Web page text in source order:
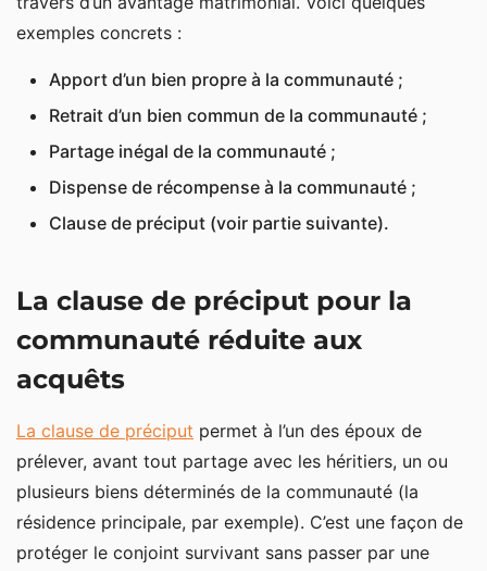
exemples concrets :
Apport d’un bien propre à la communauté ;
Retrait d’un bien commun de la communauté ;
Partage inégal de la communauté ;
Dispense de récompense à la communauté ;
Clause de préciput (voir partie suivante).
La clause de préciput pour la
communauté réduite aux
acquêts
La clause de préciput permet à l’un des époux de
prélever, avant tout partage avec les héritiers, un ou
plusieurs biens déterminés de la communauté (la
résidence principale, par exemple). C’est une façon de
protéger le conjoint survivant sans passer par une